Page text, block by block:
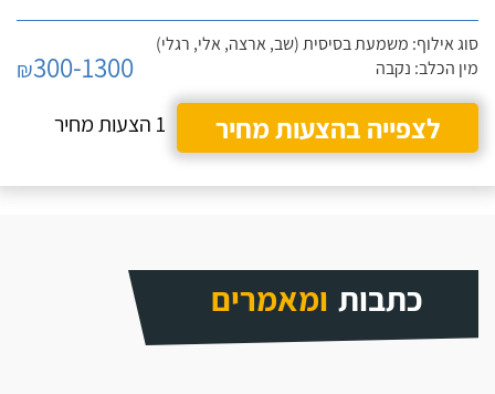
סוג אילוף: משמעת בסיסית (שב, ארצה, אלי, רגלי)
מין הכלב: נקבה
₪300-1300
לצפייה בהצעות מחיר
1 הצעות מחיר
כתבות ומאמרים